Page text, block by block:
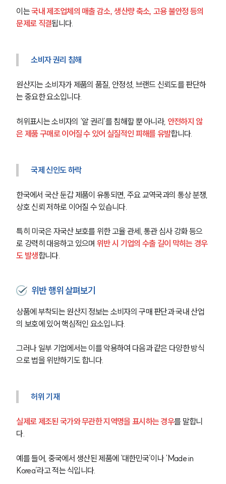
이는 국내 제조업체의 매출 감소, 생산량 축소, 고용 불안정 등의
문제로 직결됩니다.
소비자 권리 침해
원산지는 소비자가 제품의 품질, 안정성, 브랜드 신뢰도를 판단하
는 중요한 요소입니다.
허위표시는 소비자의 ‘알 권리’를 침해할 뿐 아니라, 안전하지 않
은 제품 구매로 이어질 수 있어 실질적인 피해를 유발합니다.
국제 신인도 하락
한국에서 국산 둔갑 제품이 유통되면, 주요 교역국과의 통상 분쟁,
상호 신뢰 저하로 이어질 수 있습니다.
특히 미국은 자국산 보호를 위한 고율 관세, 통관 심사 강화 등으
로 강력히 대응하고 있으며 위반 시 기업의 수출 길이 막히는 경우
도 발생합니다.
위반 행위 살펴보기
상품에 부착되는 원산지 정보는 소비자의 구매 판단과 국내 산업
의 보호에 있어 핵심적인 요소입니다.
그러나 일부 기업에서는 이를 악용하여 다음과 같은 다양한 방식
으로 법을 위반하기도 합니다.
허위 기재
실제로 제조된 국가와 무관한 지역명을 표시하는 경우를 말합니
다.
예를 들어, 중국에서 생산된 제품에 ‘대한민국’이나 ‘Made in
Korea’라고 적는 식입니다.